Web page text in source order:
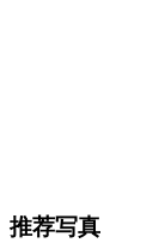
推荐写真